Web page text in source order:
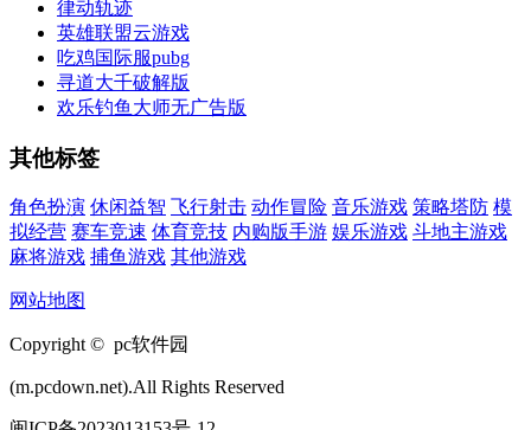
律动轨迹
英雄联盟云游戏
吃鸡国际服pubg
寻道大千破解版
欢乐钓鱼大师无广告版
其他标签
角色扮演 休闲益智 飞行射击 动作冒险 音乐游戏 策略塔防 模
拟经营 赛车竞速 体育竞技 内购版手游 娱乐游戏 斗地主游戏
麻将游戏 捕鱼游戏 其他游戏
网站地图
Copyright © pc软件园
(m.pcdown.net).All Rights Reserved